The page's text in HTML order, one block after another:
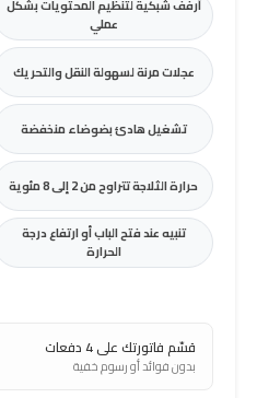
أرفف شبكية لتنظيم المحتويات بشكل
عملي
عجلات مرنة لسهولة النقل والتحريك
تشغيل هادئ بضوضاء منخفضة
حرارة الثلاجة تتراوح من 2 إلى 8 مئوية
تنبيه عند فتح الباب أو ارتفاع درجة
الحرارة
قسّم فاتورتك على 4 دفعات
بدون فوائد أو رسوم خفية